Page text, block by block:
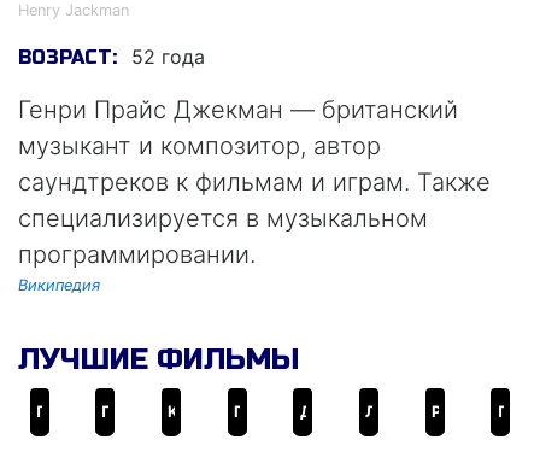
Henry Jackman
ВОЗРАСТ: 52 года
Генри Прайс Джекман — британский
музыкант и композитор, автор
саундтреков к фильмам и играм. Также
специализируется в музыкальном
программировании.
Википедия
ЛУЧШИЕ ФИЛЬМЫ